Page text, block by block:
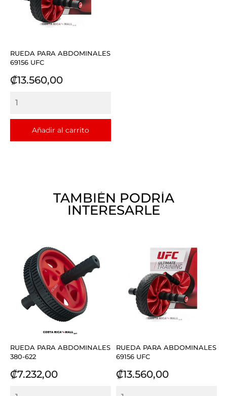
RUEDA PARA ABDOMINALES
69156 UFC
Precio
₡13.560,00
Añadir al carrito
TAMBIÉN PODRÍA
INTERESARLE
RUEDA PARA ABDOMINALES
380-622
Precio
₡7.232,00
RUEDA PARA ABDOMINALES
69156 UFC
Precio
₡13.560,00